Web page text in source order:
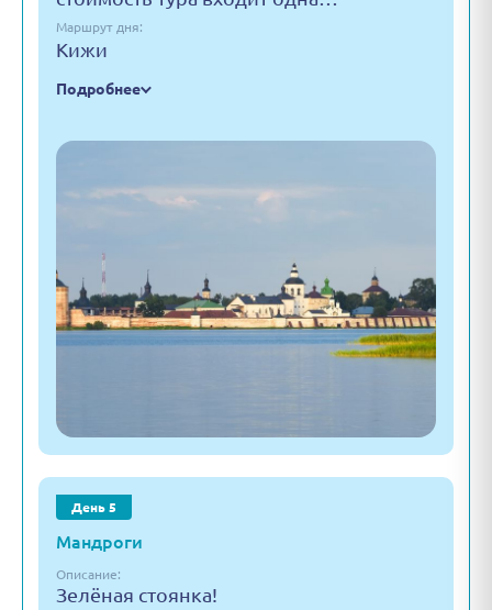
Маршрут дня:
Кижи
Подробнее
День 5
Мандроги
Описание:
Зелёная стоянка!